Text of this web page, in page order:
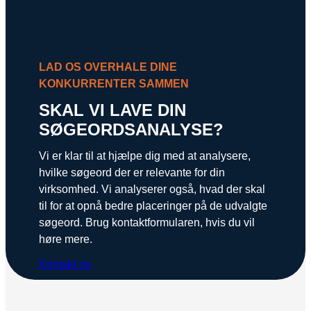
LAD OS OVERHALE DINE
KONKURRENTER SAMMEN
SKAL VI LAVE DIN
SØGEORDSANALYSE?
Vi er klar til at hjælpe dig med at analysere,
hvilke søgeord der er relevante for din
virksomhed. Vi analyserer også, hvad der skal
til for at opnå bedre placeringer på de udvalgte
søgeord. Brug kontaktformularen, hvis du vil
høre mere.
Kontakt os